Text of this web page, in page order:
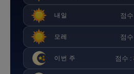
내일 점
모레 점
이번 주 점수 :